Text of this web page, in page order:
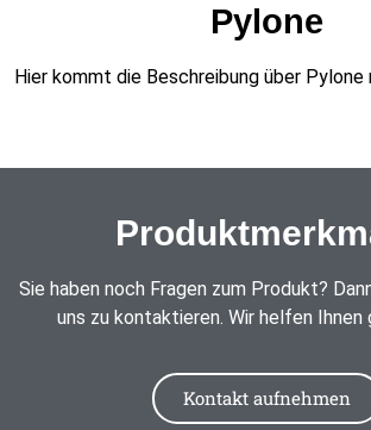
Pylone
Hier kommt die Beschreibung über Pylone
Sie haben noch Fragen zum Produkt?
uns zu kontaktieren. Wir helfen Ihnen
Kontakt aufnehmen